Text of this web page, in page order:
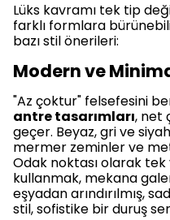
Lüks kavramı tek tip
farklı formlara
bazı stil önerileri:
Modern ve
"Az çoktur" felsefesini
antre tasarımları, net
geçer. Beyaz, gri ve
mermer zeminler ve
Odak noktası olarak
kullanmak, mekana
eşyadan arındırılmış,
stil, sofistike bir duruş